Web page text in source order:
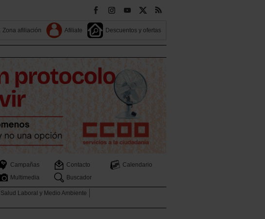
Zona afiliación Afiliate Descuentos y ofertas
Campañas Contacto
Calendario
Multimedia Buscador
Salud Laboral y Medio Ambiente